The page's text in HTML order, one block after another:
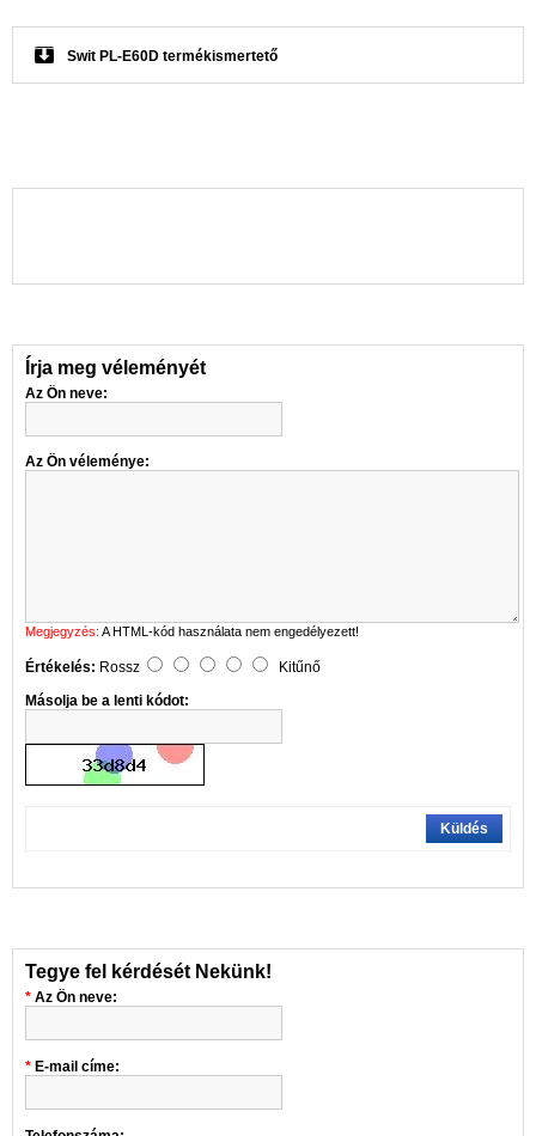
Swit PL-E60D termékismertető
Írja meg véleményét
Az Ön neve:
Az Ön véleménye:
Megjegyzés: A HTML-kód használata nem engedélyezett!
Értékelés: Rossz
Kitűnő
Másolja be a lenti kódot:
Küldés
Tegye fel kérdését Nekünk!
Az Ön neve:
E-mail címe: